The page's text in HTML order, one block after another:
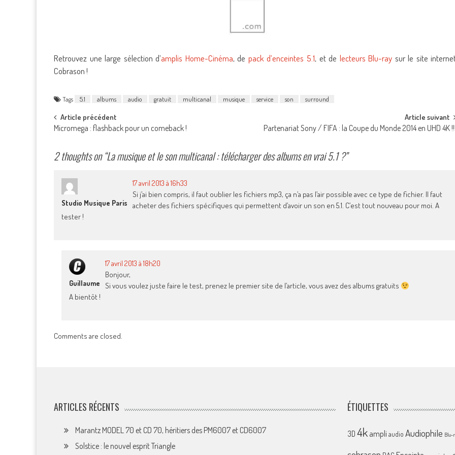
Retrouvez une large sélection d’amplis Home-Cinéma, de pack d’enceintes 5.1, et de lecteurs Blu-ray sur le site
Cobrason !
Tags 5.1 albums audio gratuit multicanal musique service son surround
Post
Article précédent
Micromega : flashback pour un comeback !
Article suivant
Partenariat Sony / FIFA : la Coupe du Monde 2014 en UHD 4K
2 thoughts on “La musique et le son multicanal : télécharger des albums en vrai 5.1 ?”
Studio Musique Paris
17 avril 2013 à 16h33
Si j’ai bien compris, il faut oublier les fichiers mp3, ça n’a pas l’air possible avec ce type de fichier. Il faut
acheter des fichiers spécifiques qui permettent d’avoir un son en 5.1. C’est tout nouveau pour moi. A
tester !
Guillaume
17 avril 2013 à 18h20
Bonjour,
Si vous voulez juste faire le test, prenez le premier site de l’article, vous avez des albums gratuits
A bientôt !
Comments are closed.
ARTICLES RÉCENTS
Marantz MODEL 70 et CD 70, héritiers des PM6007 et CD6007
Solstice : le nouvel esprit Triangle
ÉTIQUETTES
3D 4k ampliaudio Audiophile Blu-